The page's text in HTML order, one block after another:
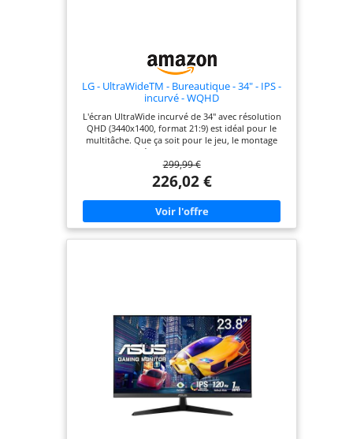
confiance en nous. En cas de dommages,
dysfonctionnements ou accessoires manquants,
n'hésitez pas à nous contacter.
LG - UltraWideTM - Bureautique - 34" - IPS -
incurvé - WQHD
L'écran UltraWide incurvé de 34" avec résolution
QHD (3440x1400, format 21:9) est idéal pour le
multitâche. Que ça soit pour le jeu, le montage
photo ou vidéo, ou bien encore le travail - ce
moniteur sera votre compagnon idéal. sRGB 99%
(Typ.) avec HDR10 : ce moniteur est compatible
avec le HDR10 (plage dynamique élevée), basé sur
l'espace colorimétrique sRGB 99%, prenant en
charge des niveaux spécifiques de couleur et de
luminosité qui permettent aux spectateurs de
profiter des couleurs saisissantes du contenu. Ce
temps. Vous pouvez régler l'inclinaison de ce
grand écran pour le mettre dans la position
optimale pour vous.
299,99 €
226,02 €